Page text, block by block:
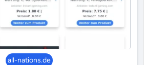
all-nations.de